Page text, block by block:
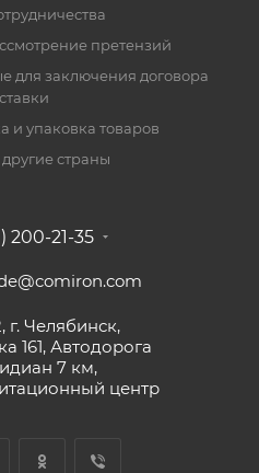
претензий
для заключения договора
и упаковка товаров
страны
200-21-35
г. Челябинск,
161, Автодорога
7 км,
центр